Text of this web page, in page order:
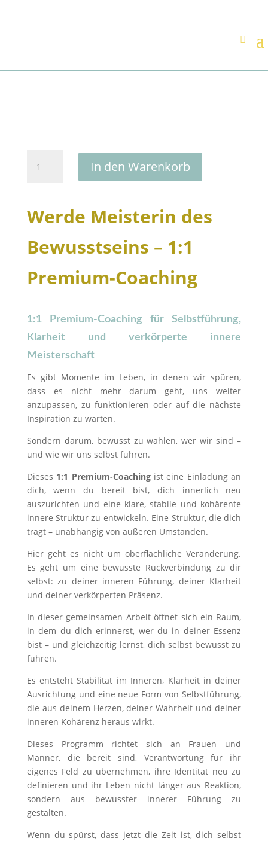
Meisterin
-
1:1
Premium-
Coaching
In den Warenkorb
Werde Meisterin des
Bewusstseins – 1:1
Premium-Coaching
1:1 Premium-Coaching für Selbstführung,
Klarheit und verkörperte innere
Meisterschaft
Es gibt Momente im Leben, in denen wir spüren,
dass es nicht mehr darum geht, uns weiter
anzupassen, zu funktionieren oder auf die nächste
Inspiration zu warten.
Sondern darum, bewusst zu wählen, wer wir sind –
und wie wir uns selbst führen.
Dieses 1:1 Premium-Coachingist eine Einladung an
dich, wenn du bereit bist, dich innerlich neu
auszurichten und eine klare, stabile und kohärente
innere Struktur zu entwickeln. Eine Struktur, die dich
trägt – unabhängig von äußeren Umständen.
Hier geht es nicht um oberflächliche Veränderung.
Es geht um eine bewusste Rückverbindung zu dir
selbst: zu deiner inneren Führung, deiner Klarheit
und deiner verkörperten Präsenz.
In dieser gemeinsamen Arbeit öffnet sich ein Raum,
in dem du dich erinnerst, wer du in deiner Essenz
bist – und gleichzeitig lernst, dich selbst bewusst zu
führen.
Es entsteht Stabilität im Inneren, Klarheit in deiner
Ausrichtung und eine neue Form von Selbstführung,
die aus deinem Herzen, deiner Wahrheit und deiner
inneren Kohärenz heraus wirkt.
Dieses Programm richtet sich an Frauen und
Männer, die bereit sind, Verantwortung für ihr
eigenes Feld zu übernehmen, ihre Identität neu zu
definieren und ihr Leben nicht länger aus Reaktion,
sondern aus bewusster innerer Führung zu
gestalten.
Wenn du spürst, dass jetzt die Zeit ist, dich selbst